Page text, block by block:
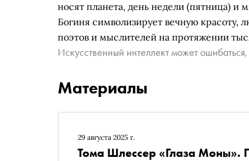
носят планета, день недели (пятница) и
Богиня символизирует вечную красоту,
поэтов и мыслителей на протяжении
Искусственный интеллект может
Материалы
29 августа 2025 г.
Тома Шлессер «Глаза Моны».